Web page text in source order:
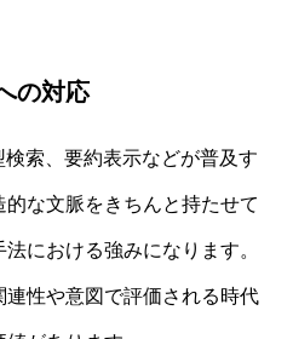
の対応
索、要約表示などが普及す
な文脈をきちんと持たせて
における強みになります。
性や意図で評価される時代